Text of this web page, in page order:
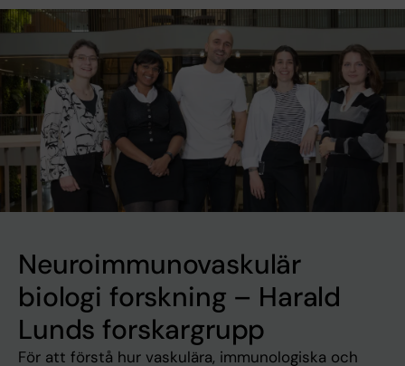
Neuroimmunovaskulär
biologi forskning – Harald
Lunds forskargrupp
För att förstå hur vaskulära, immunologiska och